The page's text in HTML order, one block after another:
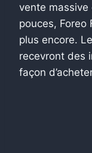
vente massive
pouces, Foreo
plus encore.
recevront des
façon